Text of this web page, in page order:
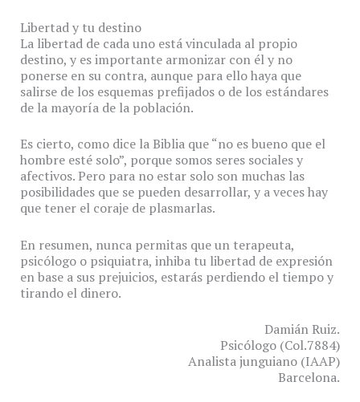
Libertad y tu destino
La libertad de cada uno está vinculada al propio
destino, y es importante armonizar con él y no
ponerse en su contra, aunque para ello haya que
salirse de los esquemas prefijados o de los estándares
de la mayoría de la población.
Es cierto, como dice la Biblia que “no es bueno que el
hombre esté solo”, porque somos seres sociales y
afectivos. Pero para no estar solo son muchas las
posibilidades que se pueden desarrollar, y a veces hay
que tener el coraje de plasmarlas.
En resumen, nunca permitas que un terapeuta,
psicólogo o psiquiatra, inhiba tu libertad de expresión
en base a sus prejuicios, estarás perdiendo el tiempo y
tirando el dinero.
Damián Ruiz.
Psicólogo (Col.7884)
Analista junguiano (IAAP)
Barcelona.